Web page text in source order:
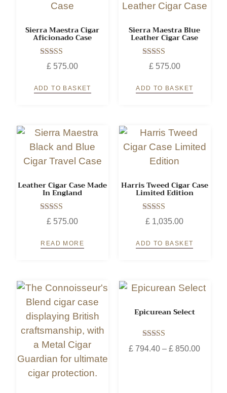
Sierra Maestra Cigar
Aficionado Case
Rated
5.00
£ 575.00
ADD TO BASKET
Sierra Maestra Blue
Leather Cigar Case
Rated
5.00
£575.00
ADD TO BASKET
Leather Cigar Case Made
In England
Rated
5.00
£ 575.00
READ MORE
Harris Tweed Cigar Case
Limited Edition
Rated
5.00
£ 1,035.00
ADD TO BASKET
Epicurean Select
Rated
5.00
£ 794.40 – £ 850.00